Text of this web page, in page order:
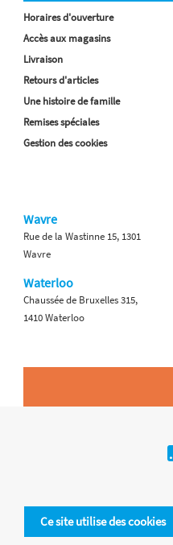
Ce site utilise des cookies
Horaires d'ouverture
Accès aux magasins
Livraison
Retours d'articles
Une histoire de famille
Remises spéciales
Gestion des cookies
Wavre
Rue de la Wastinne 15, 1301
Wavre
Waterloo
Chaussée de Bruxelles 315,
1410 Waterloo